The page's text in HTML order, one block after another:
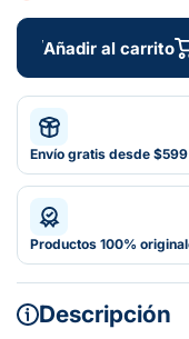
Añadir al carrito
Envío gratis desde $599
Productos 100%
Descripción